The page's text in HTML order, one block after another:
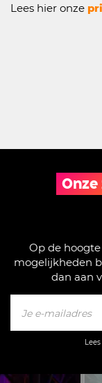
Lees hier onze
Op de
mogelijkheden
dan aan